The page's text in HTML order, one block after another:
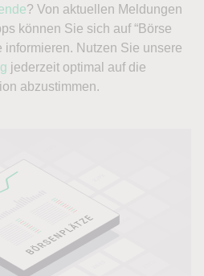
? Von aktuellen Meldungen
können Sie sich auf “Börse
informieren. Nutzen Sie unsere
jederzeit optimal auf die
abzustimmen.